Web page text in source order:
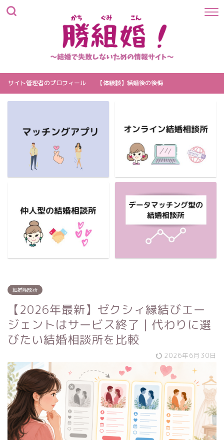
サイト管理者のプロフィール 【体験談】結婚後の後悔
結婚相談所
【2026年最新】ゼクシィ縁結びエー
ジェントはサービス終了｜代わりに選
びたい結婚相談所を比較
2026年6月30日